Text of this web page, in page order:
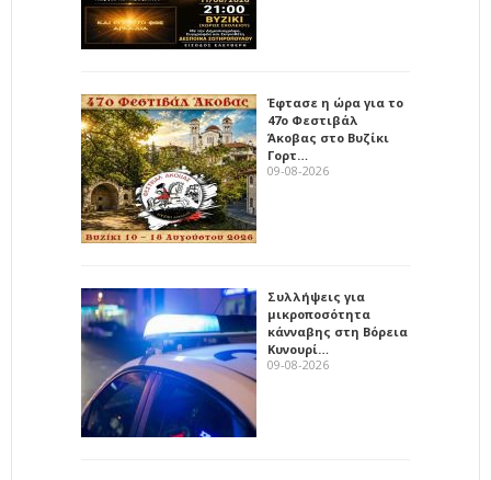
Έφτασε η ώρα για το
47ο Φεστιβάλ
Άκοβας στο Βυζίκι
Γορτ…
09-08-2026
Συλλήψεις για
μικροποσότητα
κάνναβης στη Βόρεια
Κυνουρί…
09-08-2026